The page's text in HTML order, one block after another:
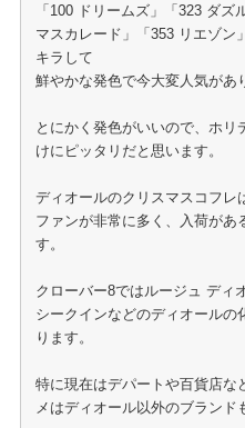
「100 ドリームズ」「323 ダ
マスカレード」「353 リエゾン
キラして
鮮やかな発色で今大変人気があ
とにかく発色がいいので、ホ
けにピッタリだと思います。
ディオールのクリスマスコフレ
ファンが非常に多く、入荷が
す。
クローバー8ではルージュ ディ
シークインなどのディオールの
ります。
特に現在はデパートや百貨店な
メはディオール以外のブランド